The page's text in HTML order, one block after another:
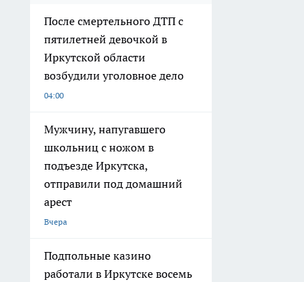
После смертельного ДТП с
пятилетней девочкой в
Иркутской области
возбудили уголовное дело
04:00
Мужчину, напугавшего
школьниц с ножом в
подъезде Иркутска,
отправили под домашний
арест
Вчера
Подпольные казино
работали в Иркутске восемь